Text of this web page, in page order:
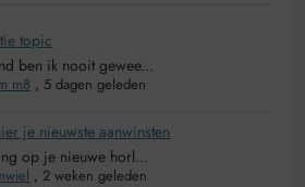
topic
ben ik nooit gewee...
m8 , 5 dagen geleden
je nieuwste aanwinsten
op je nieuwe horl...
, 2 weken geleden